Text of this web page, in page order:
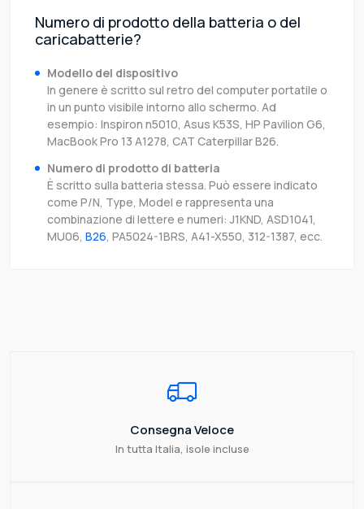
Numero di prodotto della batteria o del
caricabatterie?
Modello del dispositivo
In genere è scritto sul retro del computer portatile o
in un punto visibile intorno allo schermo. Ad
esempio: Inspiron n5010, Asus K53S, HP Pavilion G6,
MacBook Pro 13 A1278, CAT Caterpillar B26.
Numero di prodotto di batteria
È scritto sulla batteria stessa. Può essere indicato
come P/N, Type, Model e rappresenta una
combinazione di lettere e numeri: J1KND, ASD1041,
MU06, B26, PA5024-1BRS, A41-X550, 312-1387, ecc.
Consegna Veloce
In tutta Italia, isole incluse